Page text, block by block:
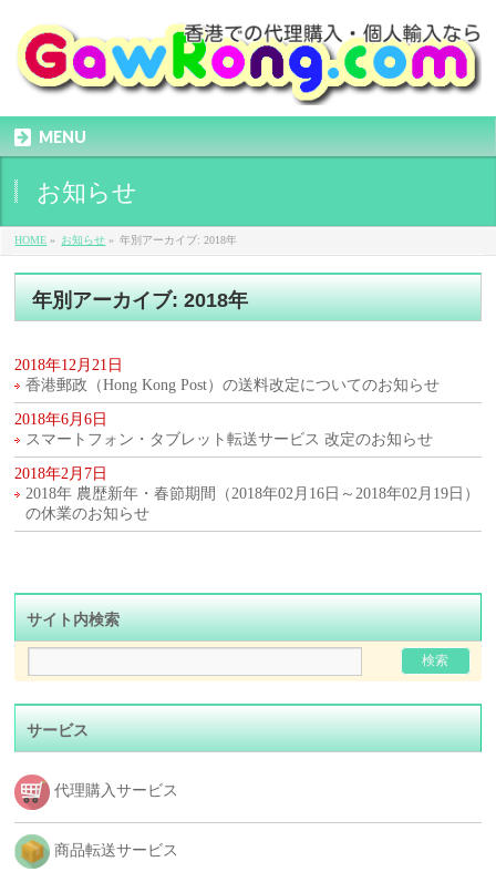
MENU
お知らせ
HOME » お知らせ » 年別アーカイブ: 2018年
年別アーカイブ: 2018年
2018年12月21日
香港郵政（Hong Kong Post）の送料改定についてのお知らせ
2018年6月6日
スマートフォン・タブレット転送サービス 改定のお知らせ
2018年2月7日
2018年 農歴新年・春節期間（2018年02月16日～2018年02月19日）
の休業のお知らせ
サイト内検索
サービス
代理購入サービス
商品転送サービス